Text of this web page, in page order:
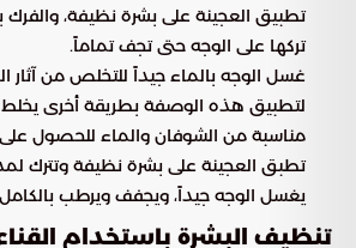
تطبيق العجينة على بشرة نظيفة، والفرك
تركها على الوجه حتى تجف تماماً.
غسل الوجه بالماء جيداً للتخلص من آثار
لتطبيق هذه الوصفة بطريقة أخرى
مناسبة من الشوفان والماء للحصول
يغسل الوجه جيداً، ويجفف ويرطب
تنظيف البشرة باستخدام